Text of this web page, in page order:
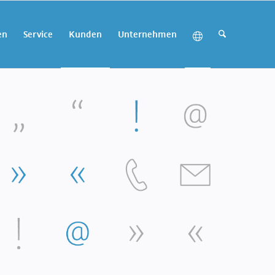
Service Kunden Unternehmen